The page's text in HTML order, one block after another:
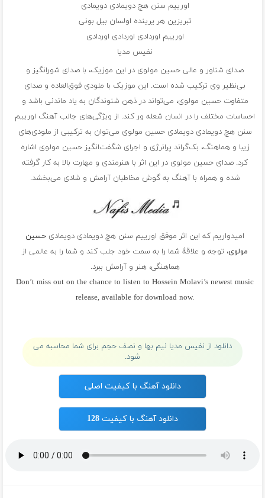
اورییم سنن هچ دویمادی دویمادی
تبریزین هر یرینده اولسان بیل بونی
اورییم اوردادی اوردادی اوردادی
نفیس مدیا
صدای شناور و عالی حسین مولوی در این موزیک، با صدای شورانگیز و
بی‌نظیر وی ترکیب شده است. این موزیک با ملودی فوق‌العاده و صدای
متفاوت حسین مولوی، می‌تواند در ذهن شنوندگان به یاد ماندنی باشد و
احساسات مختلف را در انسان شعله ور کند. از ویژگی‌های جالب آهنگ اورییم
سنن هچ دویمادی دویمادی حسین مولوی می‌توان به ترکیبی از ملودی‌های
زیبا و هماهنگ، بک‌گراند پرانرژی و اجرای شگفت‌انگیز حسین مولوی اشاره
کرد. صدای حسین مولوی در این اثر با هنرمندی و مهارت بالا به کار گرفته
شده و همراه با آهنگ به گوش مخاطبان آرامش و شادی می‌بخشد.
امیدواریم که این اثر موفق اورییم سنن هچ دویمادی دویمادی حسین
مولوی، توجه و علاقهٔ شما را به سمت خود جلب کند و شما را به عالمی از
هماهنگی، هنر و آرامش ببرد.
Don’t miss out on the chance to listen to Hossein Molavi’s newest music
release, available for download now.
دانلود از نفیس مدیا نیم بها و نصف حجم برای شما محاسبه می
شود.
دانلود آهنگ با کیفیت اصلی
دانلود آهنگ با کیفیت 128